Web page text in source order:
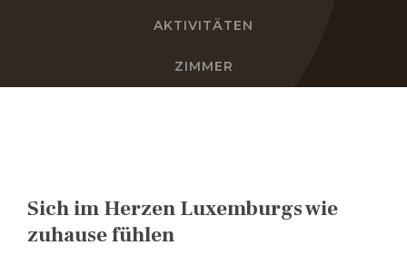
NL
AKTIVITÄTEN
ZIMMER
Sich im Herzen Luxemburgs wie
zuhause fühlen